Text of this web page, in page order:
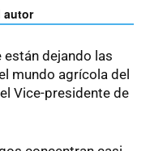
autor
están dejando las
mundo agrícola del
Vice-presidente de